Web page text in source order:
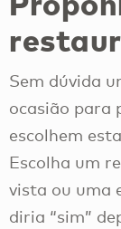
Sem dúvida
ocasião para
escolhem
Escolha um
vista ou uma
diria “sim”